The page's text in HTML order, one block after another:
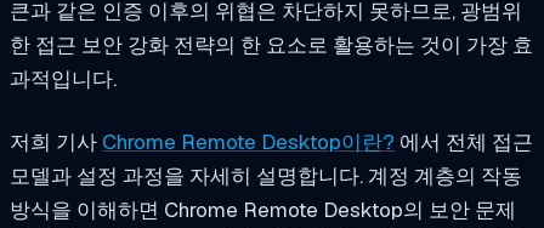
큰과 같은 인증 이후의 위협은 차단하지 못하므로, 광범위
한 접근 보안 강화 전략의 한 요소로 활용하는 것이 가장 효
과적입니다.
저희 기사 Chrome Remote Desktop이란? 에서 전체 접근
모델과 설정 과정을 자세히 설명합니다. 계정 계층의 작동
방식을 이해하면 Chrome Remote Desktop의 보안 문제